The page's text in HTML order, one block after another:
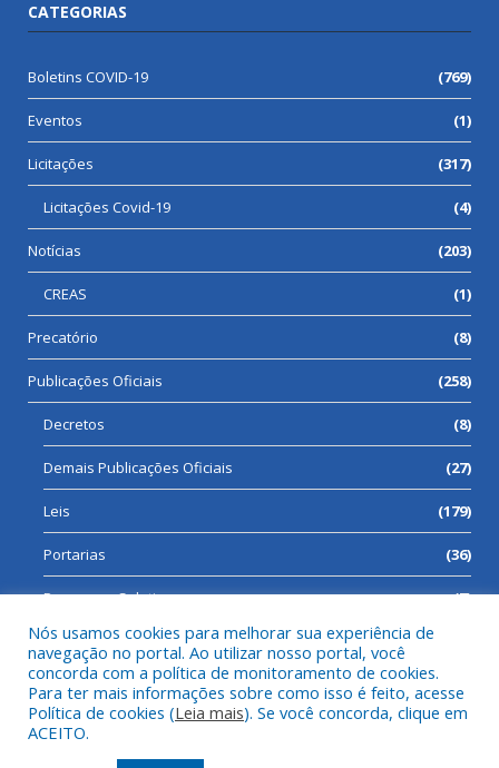
CATEGORIAS
Boletins COVID-19 (769)
Eventos (1)
Licitações (317)
Licitações Covid-19 (4)
Notícias (203)
CREAS (1)
Precatório (8)
Publicações Oficiais (258)
Decretos (8)
Demais Publicações Oficiais (27)
Leis (179)
Portarias (36)
Processos Seletivos (7)
Todos os direitos reservados a Prefeitura Municipal de Cumaru
do Norte.
Nós usamos cookies para melhorar sua experiência de
navegação no portal. Ao utilizar nosso portal, você
concorda com a política de monitoramento de cookies.
Para ter mais informações sobre como isso é feito, acesse
Política de cookies (Leia mais). Se você concorda, clique em
ACEITO.